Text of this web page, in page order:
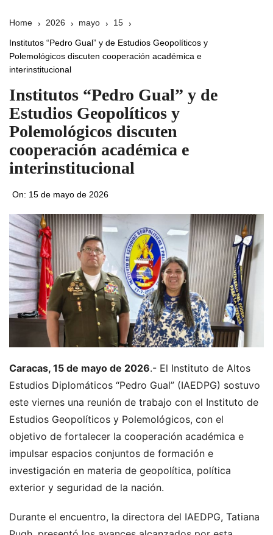
Home 2026 mayo 15
Institutos “Pedro Gual” y de Estudios Geopolíticos y
Polemológicos discuten cooperación académica e
interinstitucional
Institutos “Pedro Gual” y de
Estudios Geopolíticos y
Polemológicos discuten
cooperación académica e
interinstitucional
On: 15 de mayo de 2026
Caracas, 15 de mayo de 2026.- El Instituto de Altos
Estudios Diplomáticos “Pedro Gual” (IAEDPG) sostuvo
este viernes una reunión de trabajo con el Instituto de
Estudios Geopolíticos y Polemológicos, con el
objetivo de fortalecer la cooperación académica e
impulsar espacios conjuntos de formación e
investigación en materia de geopolítica, política
exterior y seguridad de la nación.
Durante el encuentro, la directora del IAEDPG, Tatiana